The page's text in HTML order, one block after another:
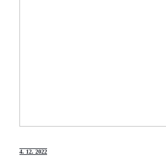
4. 12. 2022